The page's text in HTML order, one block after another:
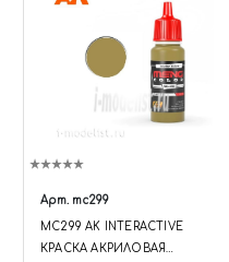
Арт. mc299
MC299 AK INTERACTIVE
КРАСКА АКРИЛОВАЯ